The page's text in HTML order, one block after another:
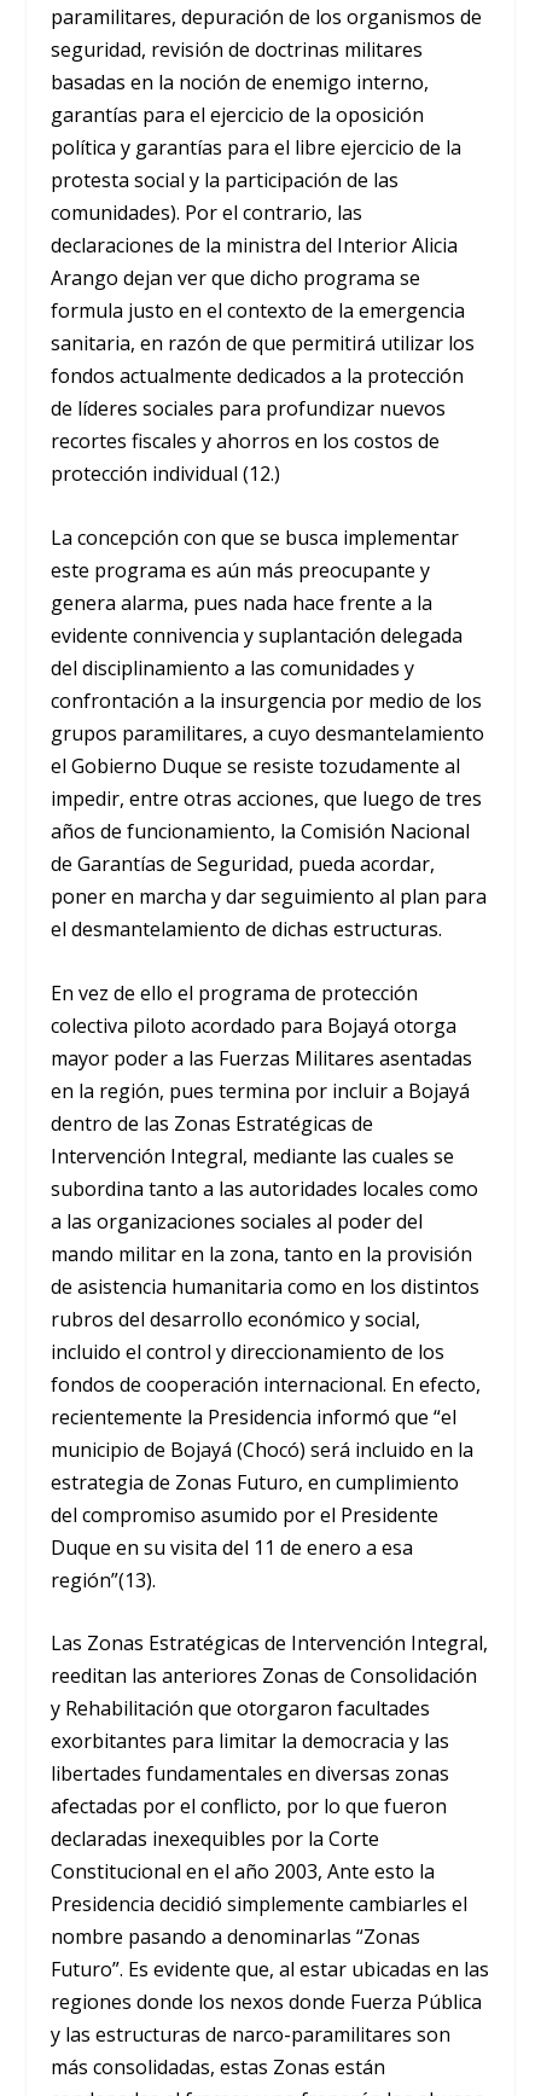
paramilitares, depuración de los organismos de
seguridad, revisión de doctrinas militares
basadas en la noción de enemigo interno,
garantías para el ejercicio de la oposición
política y garantías para el libre ejercicio de la
protesta social y la participación de las
comunidades). Por el contrario, las
declaraciones de la ministra del Interior Alicia
Arango dejan ver que dicho programa se
formula justo en el contexto de la emergencia
sanitaria, en razón de que permitirá utilizar los
fondos actualmente dedicados a la protección
de líderes sociales para profundizar nuevos
recortes fiscales y ahorros en los costos de
protección individual (12.)
La concepción con que se busca implementar
este programa es aún más preocupante y
genera alarma, pues nada hace frente a la
evidente connivencia y suplantación delegada
del disciplinamiento a las comunidades y
confrontación a la insurgencia por medio de los
grupos paramilitares, a cuyo desmantelamiento
el Gobierno Duque se resiste tozudamente al
impedir, entre otras acciones, que luego de tres
años de funcionamiento, la Comisión Nacional
de Garantías de Seguridad, pueda acordar,
poner en marcha y dar seguimiento al plan para
el desmantelamiento de dichas estructuras.
En vez de ello el programa de protección
colectiva piloto acordado para Bojayá otorga
mayor poder a las Fuerzas Militares asentadas
en la región, pues termina por incluir a Bojayá
dentro de las Zonas Estratégicas de
Intervención Integral, mediante las cuales se
subordina tanto a las autoridades locales como
a las organizaciones sociales al poder del
mando militar en la zona, tanto en la provisión
de asistencia humanitaria como en los distintos
rubros del desarrollo económico y social,
incluido el control y direccionamiento de los
fondos de cooperación internacional. En efecto,
recientemente la Presidencia informó que “el
municipio de Bojayá (Chocó) será incluido en la
estrategia de Zonas Futuro, en cumplimiento
del compromiso asumido por el Presidente
Duque en su visita del 11 de enero a esa
región”(13).
Las Zonas Estratégicas de Intervención Integral,
reeditan las anteriores Zonas de Consolidación
y Rehabilitación que otorgaron facultades
exorbitantes para limitar la democracia y las
libertades fundamentales en diversas zonas
afectadas por el conflicto, por lo que fueron
declaradas inexequibles por la Corte
Constitucional en el año 2003, Ante esto la
Presidencia decidió simplemente cambiarles el
nombre pasando a denominarlas “Zonas
Futuro”. Es evidente que, al estar ubicadas en las
regiones donde los nexos donde Fuerza Pública
y las estructuras de narco-paramilitares son
más consolidadas, estas Zonas están